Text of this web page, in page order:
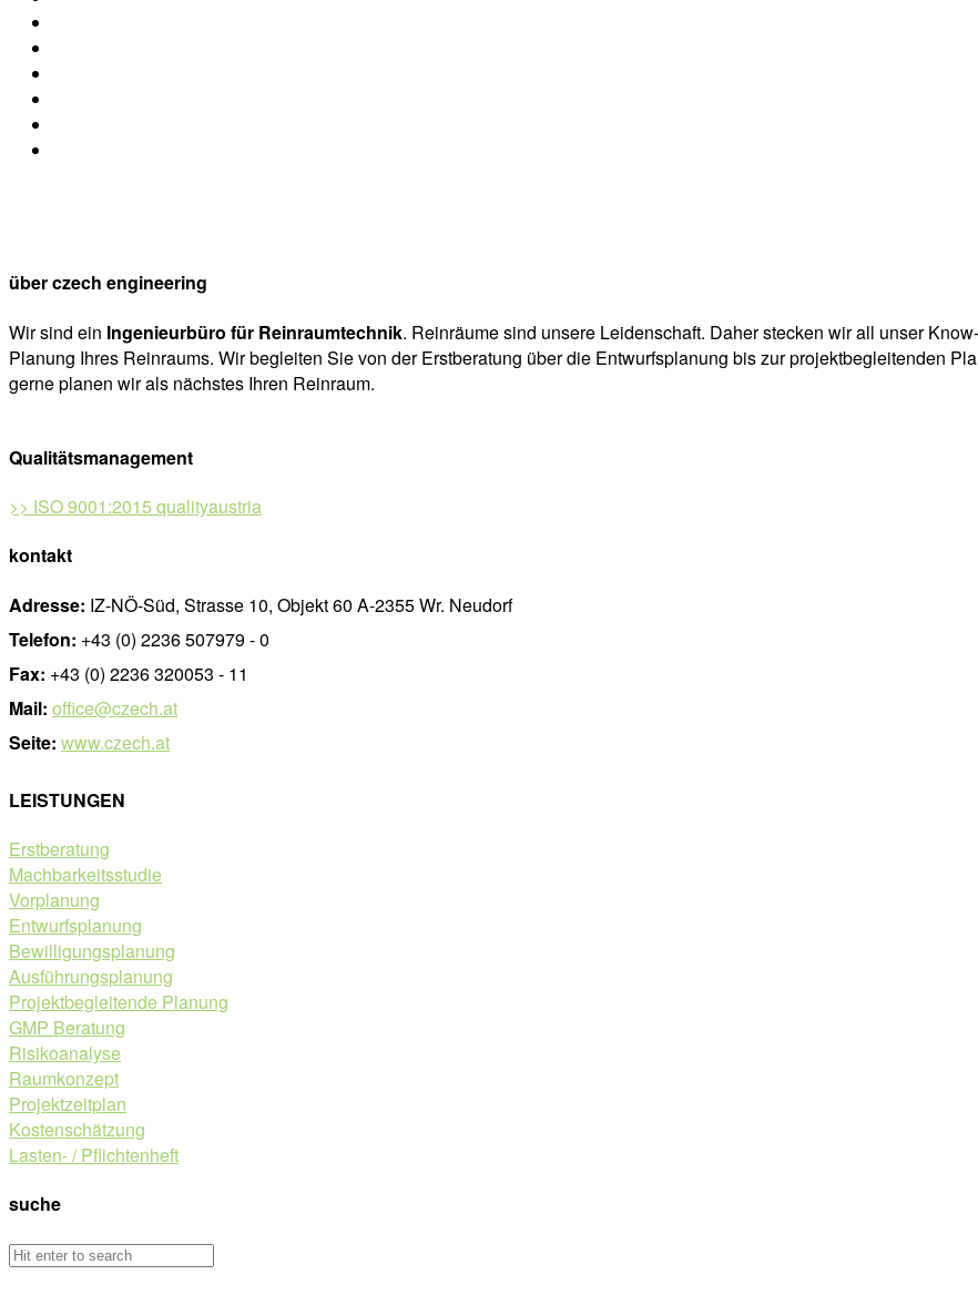
über czech engineering
Wir sind ein Ingenieurbüro für Reinraumtechnik. Reinräume sind unsere Leidenschaft. Daher stecken wir all unser
Planung Ihres Reinraums. Wir begleiten Sie von der Erstberatung über die Entwurfsplanung bis zur projektbegleitenden
gerne planen wir als nächstes Ihren Reinraum.
Qualitätsmanagement
>> ISO 9001:2015 qualityaustria
kontakt
Adresse: IZ-NÖ-Süd, Strasse 10, Objekt 60 A-2355 Wr. Neudorf
Telefon: +43 (0) 2236 507979 - 0
Fax: +43 (0) 2236 320053 - 11
Mail: office@czech.at
Seite: www.czech.at
LEISTUNGEN
Erstberatung
Machbarkeitsstudie
Vorplanung
Entwurfsplanung
Bewilligungsplanung
Ausführungsplanung
Projektbegleitende Planung
GMP Beratung
Risikoanalyse
Raumkonzept
Projektzeitplan
Kostenschätzung
Lasten- / Pflichtenheft
suche